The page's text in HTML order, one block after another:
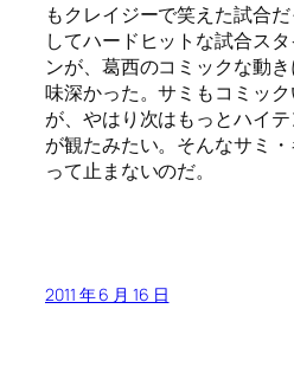
もクレイジーで笑えた試合
してハードヒットな試合ス
ンが、葛西のコミックな動
味深かった。サミもコミッ
が、やはり次はもっとハイ
が観たみたい。そんなサミ
って止まないのだ。
2011 年 6 月 16 日